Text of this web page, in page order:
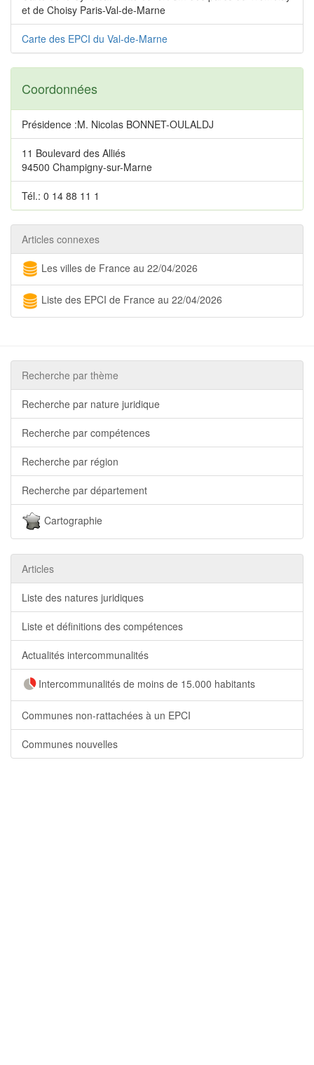
et de Choisy Paris-Val-de-Marne
Carte des EPCI du Val-de-Marne
Coordonnées
Présidence :M. Nicolas BONNET-OULALDJ
11 Boulevard des Alliés
94500 Champigny-sur-Marne
Tél.: 0 14 88 11 1
Articles connexes
Les villes de France au 22/04/2026
Liste des EPCI de France au 22/04/2026
Recherche par thème
Recherche par nature juridique
Recherche par compétences
Recherche par région
Recherche par département
Cartographie
Articles
Liste des natures juridiques
Liste et définitions des compétences
Actualités intercommunalités
Intercommunalités de moins de 15.000 habitants
Communes non-rattachées à un EPCI
Communes nouvelles